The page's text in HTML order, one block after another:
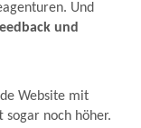
Und
und
Website mit
sogar noch höher.